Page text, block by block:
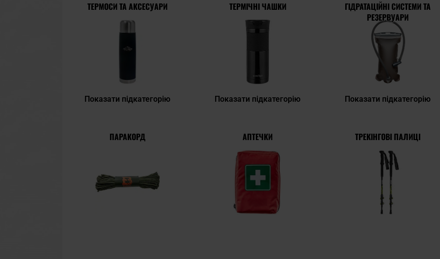
ТЕРМОСИ ТА АКСЕСУАРИ
Показати підкатегорію
ТЕРМІЧНІ ЧАШКИ
Показати підкатегорію
ГІДРАТАЦІЙНІ СИСТЕМИ ТА
РЕЗЕРВУАРИ
Показати підкатегорію
ПАРАКОРД АПТЕЧКИ ТРЕКІНГОВІ ПАЛИЦІ